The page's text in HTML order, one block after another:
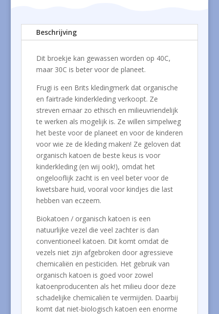
Beschrijving
Dit broekje kan gewassen worden op 40C,
maar 30C is beter voor de planeet.
Frugi is een Brits kledingmerk dat organische
en fairtrade kinderkleding verkoopt. Ze
streven ernaar zo ethisch en milieuvriendelijk
te werken als mogelijk is. Ze willen simpelweg
het beste voor de planeet en voor de kinderen
voor wie ze de kleding maken! Ze geloven dat
organisch katoen de beste keus is voor
kinderkleding (en wij ook!), omdat het
ongelooflijk zacht is en veel beter voor de
kwetsbare huid, vooral voor kindjes die last
hebben van eczeem.
Biokatoen / organisch katoen is een
natuurlijke vezel die veel zachter is dan
conventioneel katoen. Dit komt omdat de
vezels niet zijn afgebroken door agressieve
chemicaliën en pesticiden. Het gebruik van
organisch katoen is goed voor zowel
katoenproducenten als het milieu door deze
schadelijke chemicaliën te vermijden. Daarbij
komt dat niet-biologisch katoen een enorme